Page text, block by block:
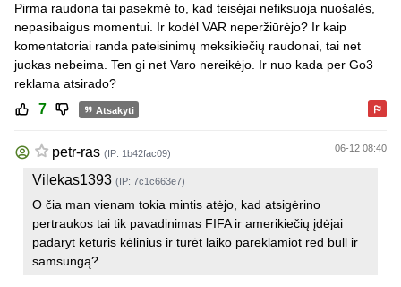
Pirma raudona tai pasekmė to, kad teisėjai nefiksuoja nuošalės,
nepasibaigus momentui. Ir kodėl VAR neperžiūrėjo? Ir kaip
komentatoriai randa pateisinimų meksikiečių raudonai, tai net
juokas nebeima. Ten gi net Varo nereikėjo. Ir nuo kada per Go3
reklama atsirado?
7 Atsakyti
petr-ras (IP: 1b42fac09) 06-12 08:40
Vilekas1393 (IP: 7c1c663e7)
O čia man vienam tokia mintis atėjo, kad atsigėrino
pertraukos tai tik pavadinimas FIFA ir amerikiečių įdėjai
padaryt keturis kėlinius ir turėt laiko pareklamiot red bull ir
samsungą?